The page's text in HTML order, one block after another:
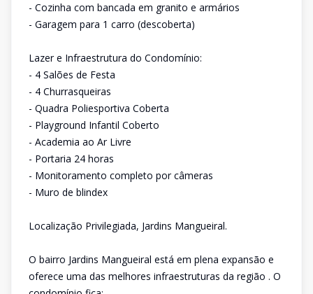
- Cozinha com bancada em granito e armários
- Garagem para 1 carro (descoberta)
Lazer e Infraestrutura do Condomínio:
- 4 Salões de Festa
- 4 Churrasqueiras
- Quadra Poliesportiva Coberta
- Playground Infantil Coberto
- Academia ao Ar Livre
- Portaria 24 horas
- Monitoramento completo por câmeras
- Muro de blindex
Localização Privilegiada, Jardins Mangueiral.
O bairro Jardins Mangueiral está em plena expansão e
oferece uma das melhores infraestruturas da região . O